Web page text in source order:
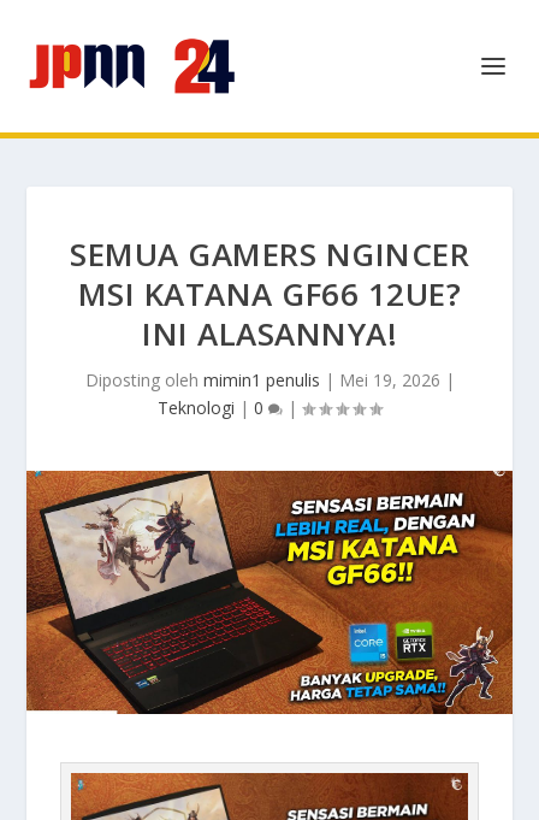
SEMUA GAMERS NGINCER
MSI KATANA GF66 12UE?
INI ALASANNYA!
Diposting oleh mimin1 penulis | Mei 19, 2026 |
Teknologi | 0 |